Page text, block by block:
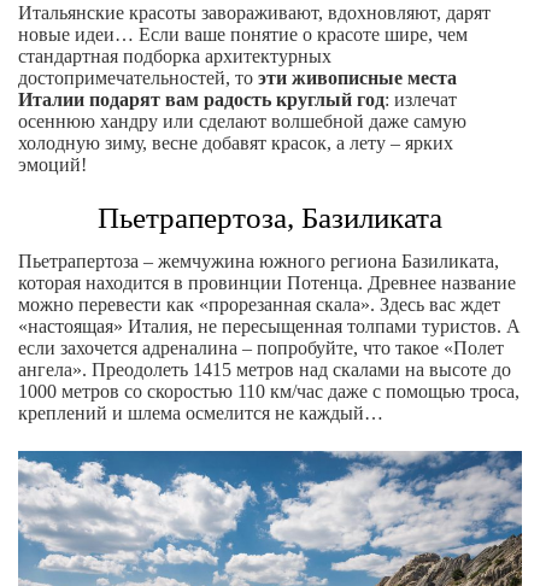
Итальянские красоты завораживают, вдохновляют, дарят
новые идеи… Если ваше понятие о красоте шире, чем
стандартная подборка архитектурных
достопримечательностей, то эти живописные места
Италии подарят вам радость круглый год: излечат
осеннюю хандру или сделают волшебной даже самую
холодную зиму, весне добавят красок, а лету – ярких
эмоций!
Пьетрапертоза, Базиликата
Пьетрапертоза – жемчужина южного региона Базиликата,
которая находится в провинции Потенца. Древнее название
можно перевести как «прорезанная скала». Здесь вас ждет
«настоящая» Италия, не пересыщенная толпами туристов. А
если захочется адреналина – попробуйте, что такое «Полет
ангела». Преодолеть 1415 метров над скалами на высоте до
1000 метров со скоростью 110 км/час даже с помощью троса,
креплений и шлема осмелится не каждый…